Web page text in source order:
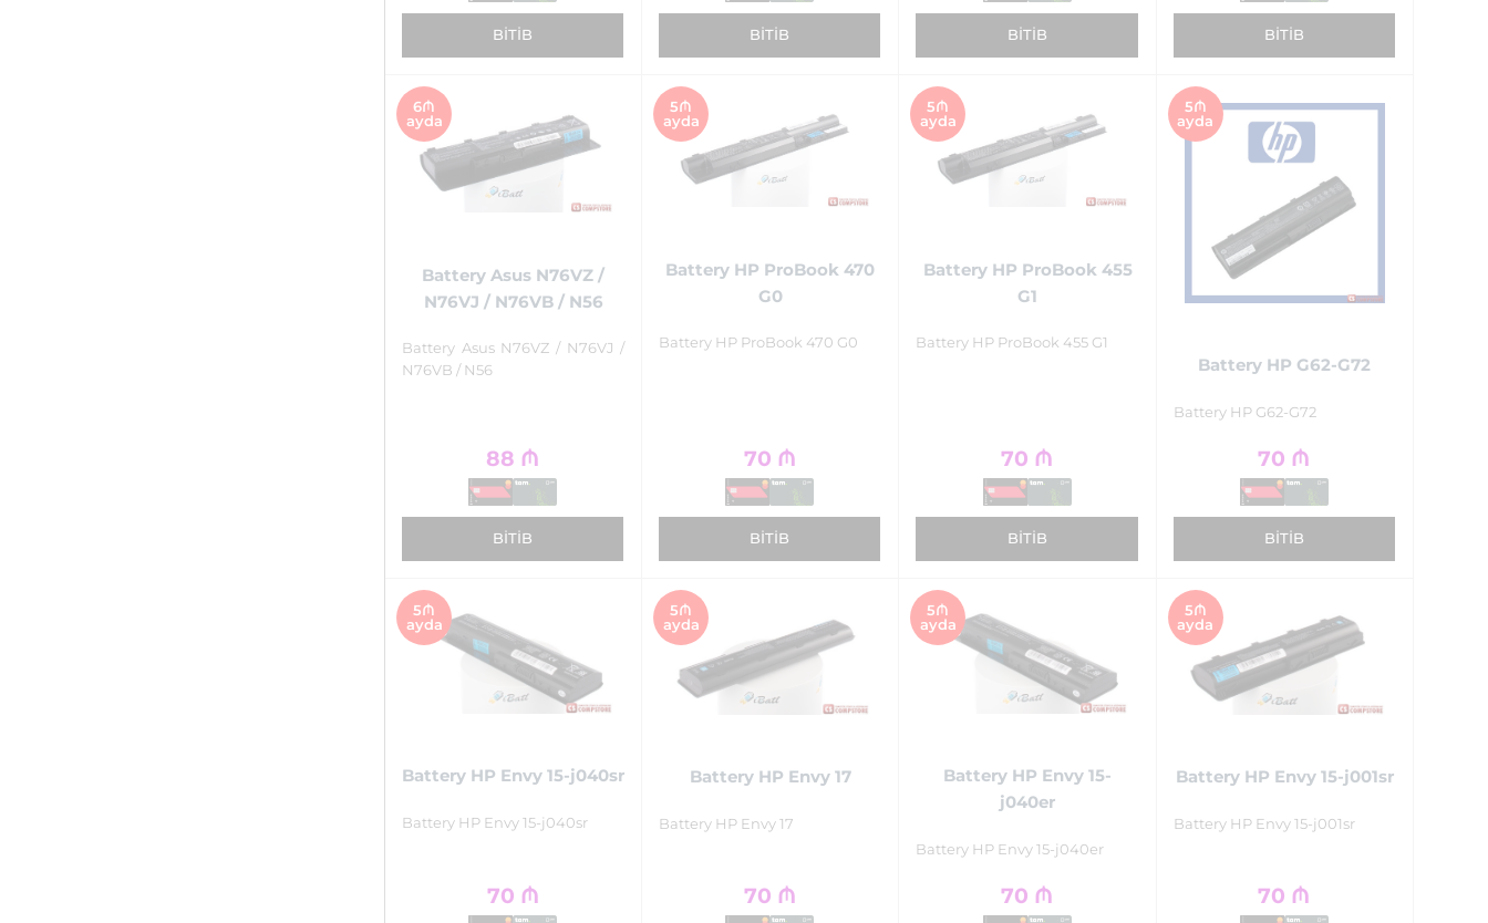
BITIB BITIB BITIB BITIB
6₼
ayda
Battery Asus N76VZ /
N76VJ / N76VB / N56
Battery Asus N76VZ / N76VJ /
N76VB / N56
88 ₼
BITIB
5₼
ayda
Battery HP ProBook 470
G0
Battery HP ProBook 470 G0
70 ₼
BITIB
5₼
ayda
Battery HP ProBook 455
G1
Battery HP ProBook 455 G1
70 ₼
BITIB
5₼
ayda
Battery HP G62-G72
Battery HP G62-G72
70 ₼
BITIB
5₼
ayda
Battery HP Envy 15-j040sr
Battery HP Envy 15-j040sr
70 ₼
5₼
ayda
Battery HP Envy 17
Battery HP Envy 17
70 ₼
5₼
ayda
Battery HP Envy 15-
j040er
Battery HP Envy 15-j040er
70 ₼
5₼
ayda
Battery HP Envy 15-j001sr
Battery HP Envy 15-j001sr
70 ₼